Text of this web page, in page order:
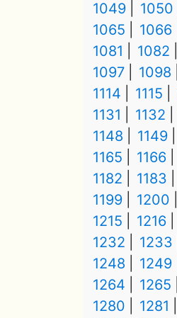
1049 1050
1065
1066
1081
1082
1097
1098
1114
1115
1131
1132
1148
1149
1165
1166
1182
1183
1199
1200
1215
1216
1232
1233
1248
1249
1264
1265
1280
1281